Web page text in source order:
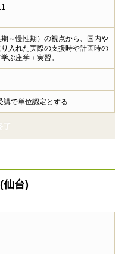
～慢性期）の視点から、国内や
入れた実際の支援時や計画時の
ぶ座学＋実習。
講で単位認定とする
了
仙台)